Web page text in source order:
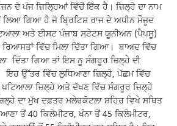
ਦੇ ਪੰਜ ਜ਼ਿਲ੍ਹਿਆਂ ਵਿੱਚੋਂ ਇੱਕ ਹੈ। ਜ਼ਿਲ੍ਹੇ ਦਾ ਨਾਮ
ਗਿਆ ਹੈ ਜੋ ਬ੍ਰਿਟਿਸ਼ ਰਾਜ ਦੇ ਅਧੀਨ ਮੌਜੂਦ
ਅਤੇ ਈਸਟ ਪੰਜਾਬ ਸਟੇਟਸ ਯੂਨੀਅਨ (ਪੈਪਸੂ)
ਵਿੱਚ ਮਿਲਾ ਦਿੱਤਾ ਗਿਆ। ਬਾਅਦ ਵਿੱਚ
ਦਿੱਤਾ ਗਿਆ ਤਾਂ ਇਸ ਨੂ ਸੰਗਰੂਰ ਜ਼ਿਲ੍ਹੇ ਦੀ
ਇਹ ਉੱਤਰ ਵਿੱਚ ਲੁਧਿਆਣਾ ਜ਼ਿਲ੍ਹੇ, ਪੱਛਮ ਵਿੱਚ
ਪਟਿਆਲਾ ਜ਼ਿਲ੍ਹੇ ਅਤੇ ਦੱਖਣ ਵਿੱਚ ਸੰਗਰੂਰ ਜ਼ਿਲ੍ਹੇ
ਦਾ ਮੁੱਖ ਦਫ਼ਤਰ ਮਲੇਰਕੋਟਲਾ ਸ਼ਹਿਰ ਵਿਖੇ ਸਥਿਤ
ਤੋਂ 40 ਕਿਲੋਮੀਟਰ, ਖੰਨਾ ਤੋਂ 45 ਕਿਲੋਮੀਟਰ,